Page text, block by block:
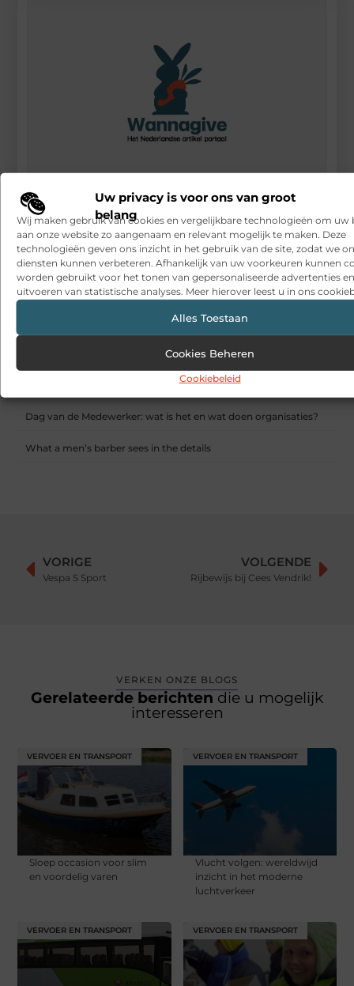
Uw privacy is voor ons van groot
belang
Wij maken gebruik van cookies en vergelijkbare technologieën om uw
aan onze website zo aangenaam en relevant mogelijk te maken. Deze
technologieën geven ons inzicht in het gebruik van de site, zodat we
diensten kunnen verbeteren. Afhankelijk van uw voorkeuren kunnen
worden gebruikt voor het tonen van gepersonaliseerde advertenties
uitvoeren van statistische analyses. Meer hierover leest u in ons
Alles Toestaan
Cookies Beheren
Cookiebeleid
Het veilig vervoeren van producten doet u met een
polyesterband
RECENTE BERICHTEN
Snelle sfeerverbetering met accessoires die altijd passen
Een deur die open blijft zonder gedoe
Hoe contentmarketing evolueert in het tijdperk van AI-
Dag van de Medewerker: wat is het en wat doen organisaties?
What a men’s barber sees in the details
VORIGE
Vespa S Sport
VOLGENDE
Rijbewijs bij Cees Vendrik!
VERKEN ONZE BLOGS
Gerelateerde berichten die u mogelijk
interesseren
VERVOER EN TRANSPORT
Sloep occasion voor slim
en voordelig varen
VERVOER EN TRANSPORT
Vlucht volgen: wereldwijd
inzicht in het moderne
luchtverkeer
VERVOER EN TRANSPORT VERVOER EN TRANSPORT